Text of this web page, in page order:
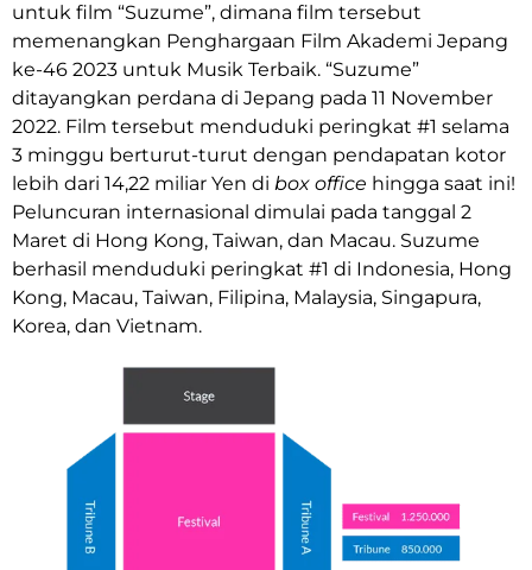
untuk film “Suzume”, dimana film tersebut
memenangkan Penghargaan Film Akademi Jepang
ke-46 2023 untuk Musik Terbaik. “Suzume”
ditayangkan perdana di Jepang pada 11 November
2022. Film tersebut menduduki peringkat #1 selama
3 minggu berturut-turut dengan pendapatan kotor
lebih dari 14,22 miliar Yen di box office hingga saat ini!
Peluncuran internasional dimulai pada tanggal 2
Maret di Hong Kong, Taiwan, dan Macau. Suzume
berhasil menduduki peringkat #1 di Indonesia, Hong
Kong, Macau, Taiwan, Filipina, Malaysia, Singapura,
Korea, dan Vietnam.